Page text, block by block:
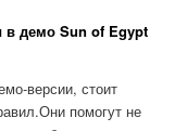
в демо Sun of Egypt
версии, стоит
помогут не